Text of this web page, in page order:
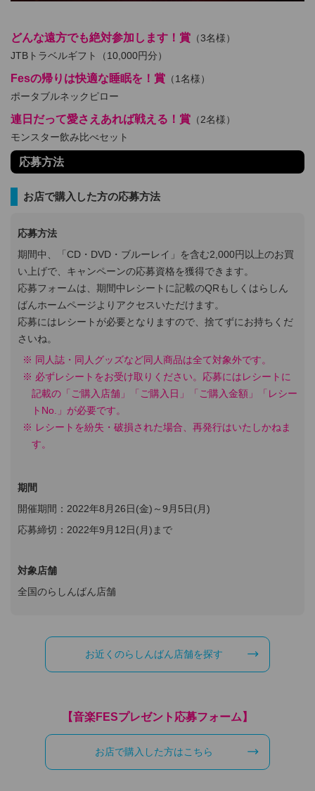
どんな遠方でも絶対参加します！賞 （3名様）
JTBトラベルギフト（10,000円分）
Fesの帰りは快適な睡眠を！賞 （1名様）
ポータブルネックピロー
連日だって愛さえあれば戦える！賞 （2名様）
モンスター飲み比べセット
応募方法
お店で購入した方の応募方法
応募方法
期間中、「CD・DVD・ブルーレイ」を含む2,000円以上のお買
い上げで、キャンペーンの応募資格を獲得できます。
応募フォームは、期間中レシートに記載のQRもしくはらしん
ばんホームページよりアクセスいただけます。
応募にはレシートが必要となりますので、捨てずにお持ちくだ
さいね。
同人誌・同人グッズなど同人商品は全て対象外です。
必ずレシートをお受け取りください。応募にはレシートに
記載の「ご購入店舗」「ご購入日」「ご購入金額」「レシー
トNo.」が必要です。
レシートを紛失・破損された場合、再発行はいたしかねま
す。
期間
開催期間：2022年8月26日(金)～9月5日(月)
応募締切：2022年9月12日(月)まで
対象店舗
全国のらしんばん店舗
お近くのらしんばん店舗を探す
【音楽FESプレゼント応募フォーム】
お店で購入した方はこちら